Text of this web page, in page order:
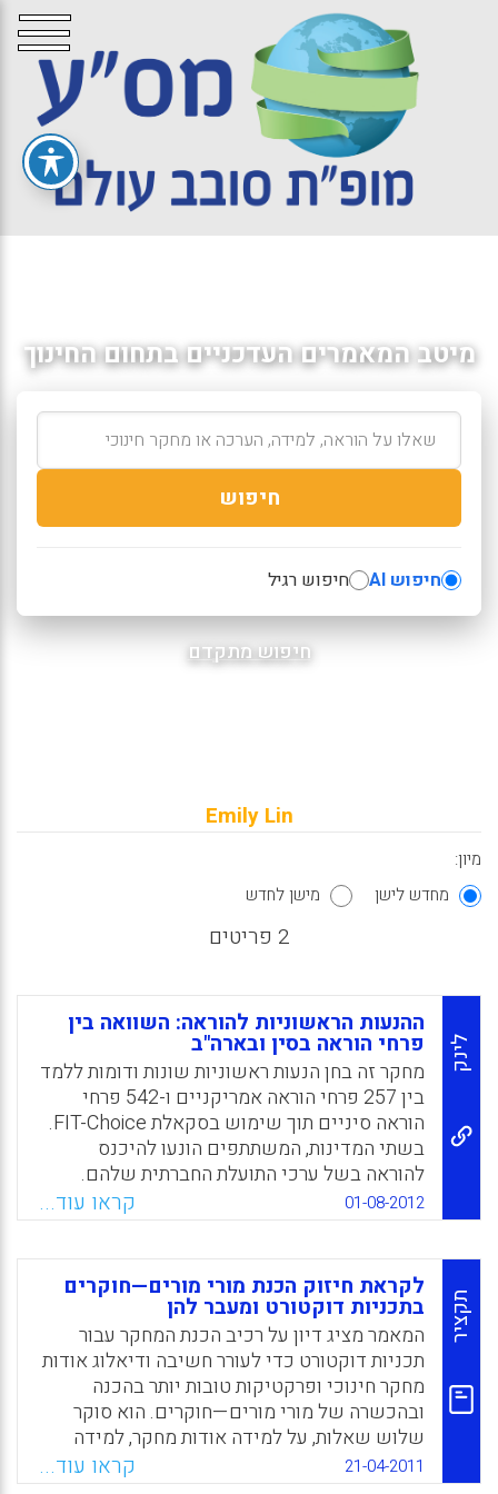
מיטב המאמרים העדכניים בתחום החינוך
חיפוש
חיפוש AI חיפוש רגיל
חיפוש מתקדם
Emily Lin
מיון:
מחדש לישן
מישן לחדש
2 פריטים
לינק
ההנעות הראשוניות להוראה: השוואה בין
פרחי הוראה בסין ובארה"ב
מחקר זה בחן הנעות ראשוניות שונות ודומות ללמד
בין 257 פרחי הוראה אמריקניים ו-542 פרחי
הוראה סיניים תוך שימוש בסקאלת FIT-Choice.
בשתי המדינות, המשתתפים הונעו להיכנס
להוראה בשל ערכי התועלת החברתית שלהם.
פרחי ההוראה האמריקנים דיווחו על הנעות גבוהות
באופן ניכר מערכי התועלת החברתית, יכולות
להוראה, ערכים פנימיים וחוויות קודמות של
הוראה ולמידה, והנעות לגבי קריירה בנסיגה נמוכה
יותר(Lin, Emily, Shi, Qingmin, Wang, Jian,
Zhang, Shaoan, Hui, Liu, 2012).
WhatsApp
Facebook
Email
X
01-08-2012 קראו עוד...
תקציר
לקראת חיזוק הכנת מורי מורים—חוקרים
בתכניות דוקטורט ומעבר להן
המאמר מציג דיון על רכיב הכנת המחקר עבור
תכניות דוקטורט כדי לעורר חשיבה ודיאלוג אודות
מחקר חינוכי ופרקטיקות טובות יותר בהכנה
ובהכשרה של מורי מורים—חוקרים. הוא סוקר
שלוש שאלות, על למידה אודות מחקר, למידה
כיצד לבצע מחקר, וכיצד למידה על וביצוע של
21-04-2011 קראו עוד...